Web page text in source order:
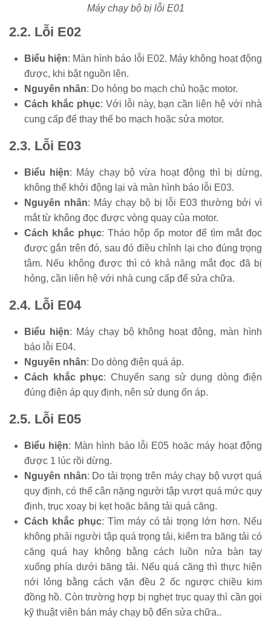
Máy chạy bộ bị lỗi E01
2.2. Lỗi E02
Biểu hiện: Màn hình báo lỗi E02. Máy không hoạt động
được, khi bật nguồn lên.
Nguyên nhân: Do hỏng bo mạch chủ hoặc motor.
Cách khắc phục: Với lỗi này, bạn cần liên hệ với nhà
cung cấp để thay thế bo mạch hoặc sửa motor.
2.3. Lỗi E03
Biểu hiện: Máy chạy bộ vừa hoạt động thì bị dừng,
không thể khởi động lại và màn hình báo lỗi E03.
Nguyên nhân: Máy chạy bộ bị lỗi E03 thường bởi vì
mắt từ không đọc được vòng quay của motor.
Cách khắc phục: Tháo hộp ốp motor để tìm mắt đọc
được gắn trên đó, sau đó điều chỉnh lại cho đúng trọng
tâm. Nếu không được thì có khả năng mắt đọc đã bị
hỏng, cần liên hệ với nhà cung cấp để sửa chữa.
2.4. Lỗi E04
Biểu hiện: Máy chạy bộ không hoạt động, màn hình
báo lỗi E04.
Nguyên nhân: Do dòng điện quá áp.
Cách khắc phục: Chuyển sang sử dụng dòng điện
đúng điện áp quy định, nên sử dụng ổn áp.
2.5. Lỗi E05
Biểu hiện: Màn hình báo lỗi E05 hoặc máy hoạt động
được 1 lúc rồi dừng.
Nguyên nhân: Do tải trọng trên máy chạy bộ vượt quá
quy định, có thể cân nặng người tập vượt quá mức quy
định, trục xoay bị kẹt hoặc băng tải quá căng.
Cách khắc phục: Tìm máy có tải trọng lớn hơn. Nếu
không phải người tập quá trọng tải, kiểm tra băng tải có
căng quá hay không bằng cách luồn nửa bàn tay
xuống phía dưới băng tải. Nếu quá căng thì thực hiện
nới lỏng bằng cách vặn đều 2 ốc ngược chiều kim
đồng hồ. Còn trường hợp bị nghẹt trục quay thì cần gọi
kỹ thuật viên bán máy chạy bộ đến sửa chữa..